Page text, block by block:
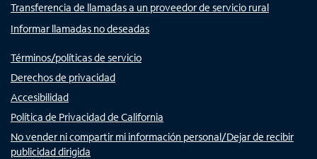
Transferencia de llamadas a un proveedor de servicio rural
Informar llamadas no deseadas
Términos/políticas de servicio
Derechos de privacidad
Accesibilidad
Política de Privacidad de California
No vender ni compartir mi información personal/Dejar de recibir
publicidad dirigida